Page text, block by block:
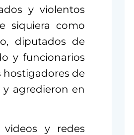
y violentos
siquiera como
diputados de
y funcionarios
hostigadores de
y agredieron en
videos y redes